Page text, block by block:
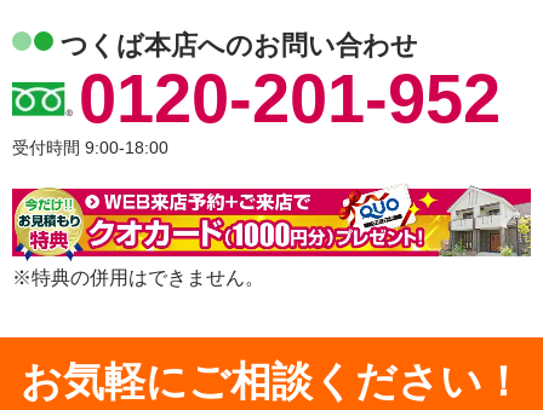
つくば本店へのお問い合わせ
0120-201-952
受付時間 9:00-18:00
※特典の併用はできません。
お気軽にご相談ください！